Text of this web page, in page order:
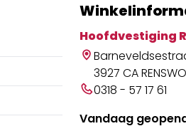
Hoofdvestiging
3927 CA
0318 - 57 17 61
Vandaag